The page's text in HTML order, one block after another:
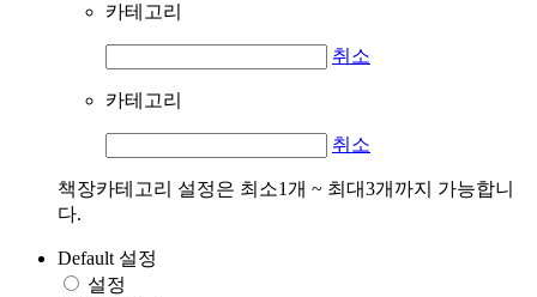
카테고리
취소
카테고리
취소
책장카테고리 설정은 최소1개 ~ 최대3개까지 가능합니
다.
Default 설정
설정